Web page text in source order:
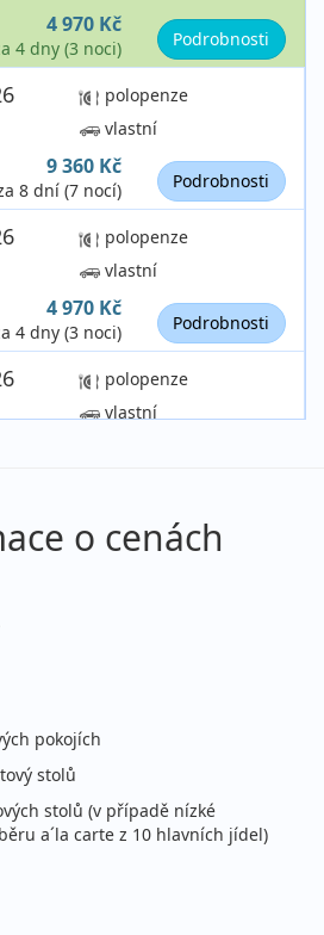
4 970 Kč
4 dny (3 noci) Podrobnosti
polopenze
vlastní
9 360 Kč
8 dní (7 nocí) Podrobnosti
polopenze
vlastní
4 970 Kč
4 dny (3 noci) Podrobnosti
polopenze
vlastní
polopenze
vlastní
4 dny (3 noci)
9 360 Kč
o cenách
pokojích
stolů
stolů (v případě nízké
a´la carte z 10 hlavních jídel)